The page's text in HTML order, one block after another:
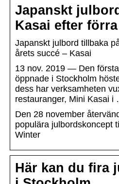
Japanskt
Kasai efter
Japanskt julbord tillbaka
årets succé – Kasai
13 nov. 2019 — Den
öppnade i Stockholm
dess har verksamheten
restauranger, Mini Kasai i
Den 28 november
populära julbordskoncept
Winter
Här kan du fira